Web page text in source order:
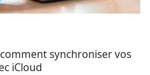
synchroniser vos
iCloud